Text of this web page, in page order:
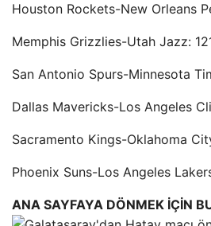
Houston Rockets-New Orleans
Memphis Grizzlies-Utah Jazz:
San Antonio Spurs-Minnesota
Dallas Mavericks-Los Angeles
Sacramento Kings-Oklahoma
Phoenix Suns-Los Angeles
ANA SAYFAYA DÖNMEK İÇİN